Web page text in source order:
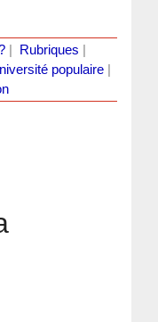
| Rubriques
populaire